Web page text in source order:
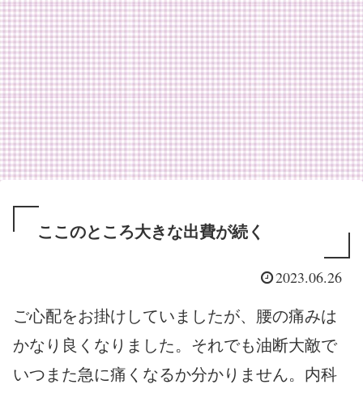
ここのところ大きな出費が続く
2023.06.26
ご心配をお掛けしていましたが、腰の痛みは
かなり良くなりました。それでも油断大敵で
いつまた急に痛くなるか分かりません。内科